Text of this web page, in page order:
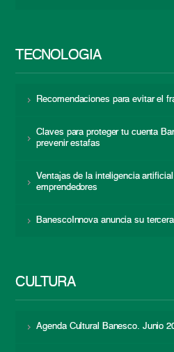
TECNOLOGÍA
Recomendaciones para evitar el
Claves para proteger tu cuenta
prevenir estafas
Ventajas de la inteligencia
emprendedores
BanescoInnova anuncia su
CULTURA
Agenda Cultural Banesco. Junio